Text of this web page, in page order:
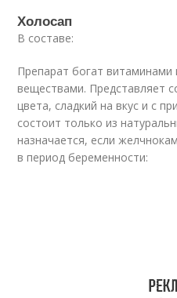
Холосап
В составе:
Препарат богат
веществами. Представляет
цвета, сладкий на вкус и с
состоит только из
назначается, если
в период беременности: